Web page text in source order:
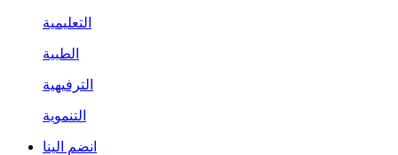
التعليمية
الطبية
الترفيهية
التنموية
انضم الينا